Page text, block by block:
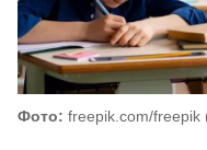
Фото: freepik.com/freepik